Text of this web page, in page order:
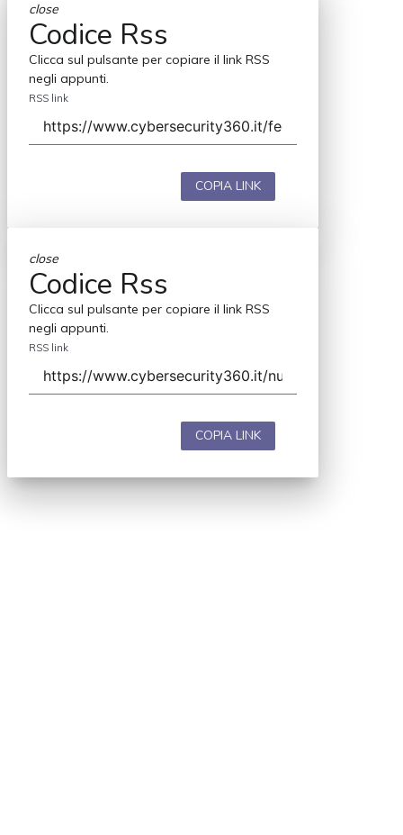
close
Codice Rss
Clicca sul pulsante per copiare il link RSS
negli appunti.
RSS link
COPIA LINK
close
Codice Rss
Clicca sul pulsante per copiare il link RSS
negli appunti.
RSS link
COPIA LINK